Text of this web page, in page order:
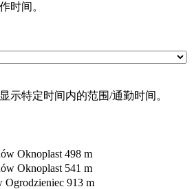
时间。
示特定时间内的范围/通勤时间。
Oknoplast 498 m
Oknoplast 541 m
Ogrodzieniec 913 m